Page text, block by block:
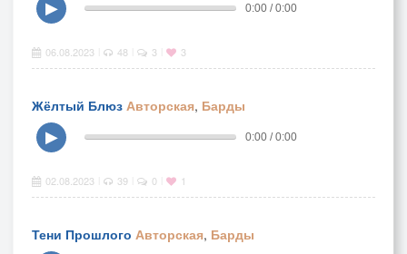
▶
0:00 / 0:00
06.08.2023 48 3 3
Жёлтый Блюз Авторская, Барды
▶
0:00 / 0:00
02.08.2023 39 0 1
Тени Прошлого Авторская, Барды